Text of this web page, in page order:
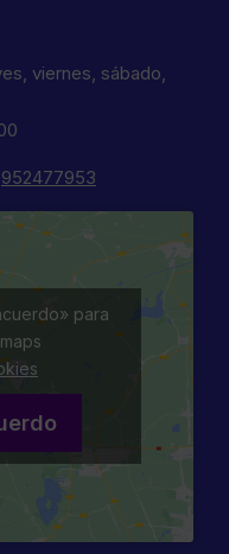
viernes, sábado,
952477953
para